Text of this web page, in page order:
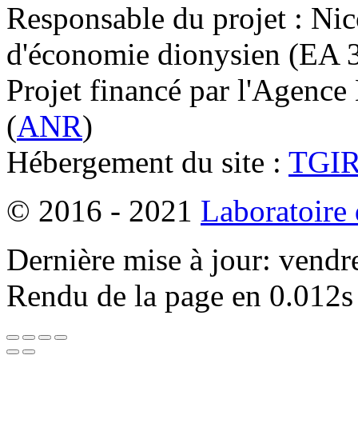
Responsable du projet :
d'économie dionysien
Projet financé par l'Agence
(ANR)
Hébergement du site :
© 2016 - 2021 Laboratoire
Dernière mise à jour:
Rendu de la page en 0.012s